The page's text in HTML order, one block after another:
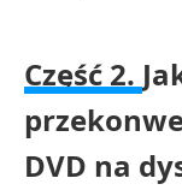
Część 2.
DVD na